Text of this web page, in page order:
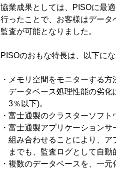
協業成果としては、PISOに最
行ったことで、お客様はデー
監査が可能となりました。
PISOのおもな特長は、以下にな
・メモリ空間をモニターする
データベース処理性能の劣化
3％以下)。
・富士通製のクラスターソフ
・富士通製アプリケーション
組み合わせることにより、ア
までも、監査ログとして自動
・複数のデータベースを、一